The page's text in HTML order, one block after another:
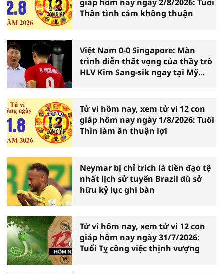
giáp hôm nay ngày 2/8/2026: Tuổi
Thân tình cảm không thuận
Việt Nam 0-0 Singapore: Màn
trình diễn thất vọng của thầy trò
HLV Kim Sang-sik ngay tại Mỹ
Tử vi hôm nay, xem tử vi 12 con
giáp hôm nay ngày 1/8/2026: Tuổi
Thìn làm ăn thuận lợi
Neymar bị chỉ trích là tiền đạo tệ
nhất lịch sử tuyển Brazil dù sở
hữu kỷ lục ghi bàn
Tử vi hôm nay, xem tử vi 12 con
giáp hôm nay ngày 31/7/2026:
Tuổi Tỵ công việc thịnh vượng